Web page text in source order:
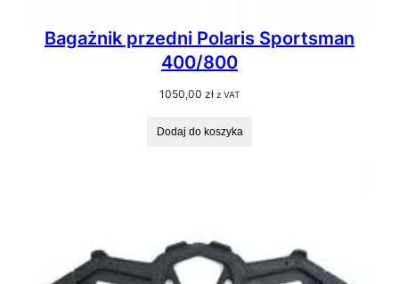
Bagażnik przedni Polaris Sportsman
400/800
1050,00 zł z VAT
Dodaj do koszyka